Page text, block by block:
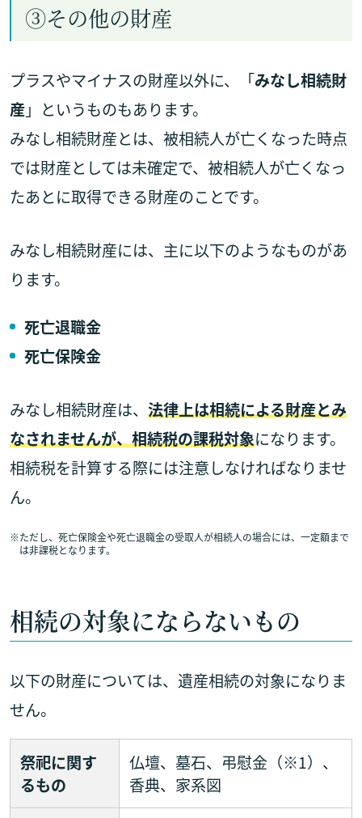
③その他の財産
プラスやマイナスの財産以外に、「みなし相続財
産」というものもあります。
みなし相続財産とは、被相続人が亡くなった時点
では財産としては未確定で、被相続人が亡くなっ
たあとに取得できる財産のことです。
みなし相続財産には、主に以下のようなものがあ
ります。
死亡退職金
死亡保険金
みなし相続財産は、 法律上は相続による財産とみ
なされませんが、相続税の課税対象になります。
相続税を計算する際には注意しなければなりませ
ん。
※ただし、死亡保険金や死亡退職金の受取人が相続人の場合には、一定額まで
は非課税となります。
相続の対象にならないもの
以下の財産については、遺産相続の対象になりま
せん。
祭祀に関す
るもの
仏壇、墓石、弔慰金（※1）、
香典、家系図